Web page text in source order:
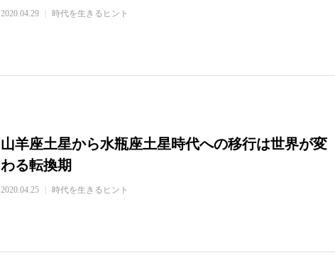
2020.04.29 時代を生きるヒント
山羊座土星から水瓶座土星時代への移行は世界が変
わる転換期
2020.04.25 時代を生きるヒント